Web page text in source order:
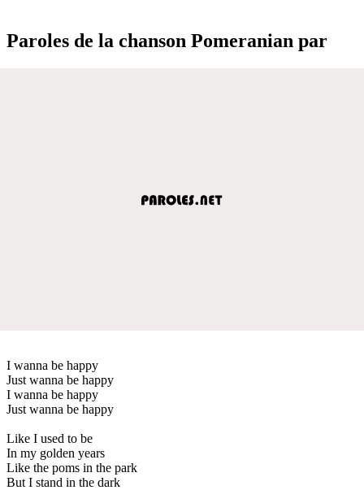
Paroles de la chanson Pomeranian par
I wanna be happy
Just wanna be happy
I wanna be happy
Just wanna be happy
Like I used to be
In my golden years
Like the poms in the park
But I stand in the dark